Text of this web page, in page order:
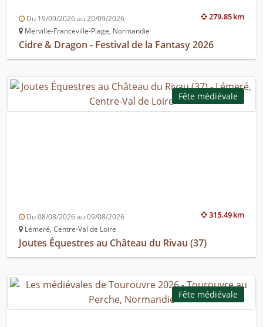
279.85 km
Du 19/09/2026 au 20/09/2026
Merville-Franceville-Plage, Normandie
Cidre & Dragon - Festival de la Fantasy 2026
Fête médiévale
315.49 km
Du 08/08/2026 au 09/08/2026
Lémeré, Centre-Val de Loire
Joutes Équestres au Château du Rivau (37)
Fête médiévale